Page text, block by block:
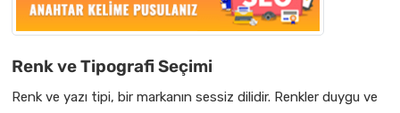
Renk ve Tipografi Seçimi
Renk ve yazı tipi, bir markanın sessiz dilidir. Renkler duygu ve